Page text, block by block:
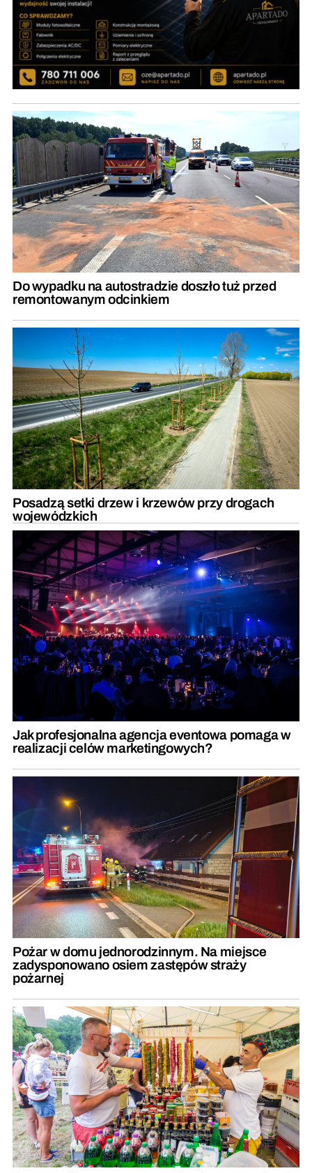
Do wypadku na autostradzie doszło tuż przed
remontowanym odcinkiem
Posadzą setki drzew i krzewów przy drogach
wojewódzkich
Jak profesjonalna agencja eventowa pomaga w
realizacji celów marketingowych?
Pożar w domu jednorodzinnym. Na miejsce
zadysponowano osiem zastępów straży
pożarnej